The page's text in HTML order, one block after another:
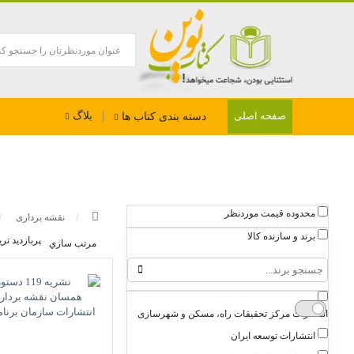
صفحه اصلی دسته بندی کتاب ها بلاگ
محدوده قیمت موردنظر
برند و سازنده کالا
انتشارات مرکز تحقیقات راه، مسکن و شهرسازی
انتشارات توسعه ایران
نقشه برداری
پربازديد مرتب سازي